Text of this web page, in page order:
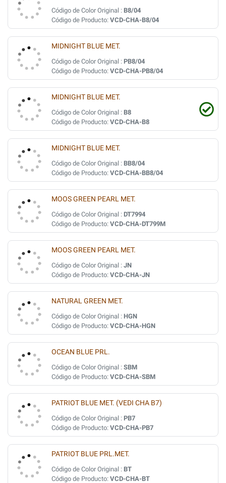
Código de Color Original : B8/04
Código de Producto: VCD-CHA-B8/04
MIDNIGHT BLUE MET.
Código de Color Original : PB8/04
Código de Producto: VCD-CHA-PB8/04
MIDNIGHT BLUE MET.
Código de Color Original : B8
Código de Producto: VCD-CHA-B8
MIDNIGHT BLUE MET.
Código de Color Original : BB8/04
Código de Producto: VCD-CHA-BB8/04
MOOS GREEN PEARL MET.
Código de Color Original : DT7994
Código de Producto: VCD-CHA-DT799M
MOOS GREEN PEARL MET.
Código de Color Original : JN
Código de Producto: VCD-CHA-JN
NATURAL GREEN MET.
Código de Color Original : HGN
Código de Producto: VCD-CHA-HGN
OCEAN BLUE PRL.
Código de Color Original : SBM
Código de Producto: VCD-CHA-SBM
PATRIOT BLUE MET. (VEDI CHA B7)
Código de Color Original : PB7
Código de Producto: VCD-CHA-PB7
PATRIOT BLUE PRL.MET.
Código de Color Original : BT
Código de Producto: VCD-CHA-BT